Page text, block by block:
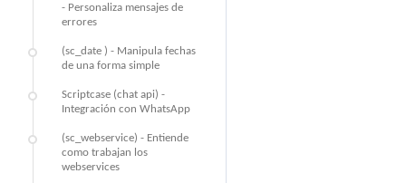
- Personaliza mensajes de
errores
(sc_date ) - Manipula fechas
de una forma simple
Scriptcase (chat api) -
Integración con WhatsApp
(sc_webservice) - Entiende
como trabajan los
webservices